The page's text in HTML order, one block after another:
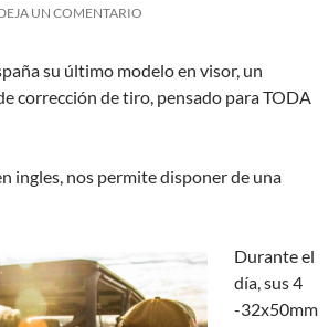
UN COMENTARIO
su último modelo en visor, un
corrección de tiro, pensado para TODA
ingles, nos permite disponer de una
Durante el
día, sus 4
-32x50mm